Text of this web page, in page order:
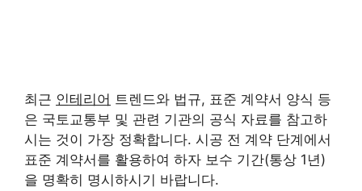
최근 인테리어 트렌드와 법규, 표준 계약서 양식 등
은 국토교통부 및 관련 기관의 공식 자료를 참고하
시는 것이 가장 정확합니다. 시공 전 계약 단계에서
표준 계약서를 활용하여 하자 보수 기간(통상 1년)
을 명확히 명시하시기 바랍니다.